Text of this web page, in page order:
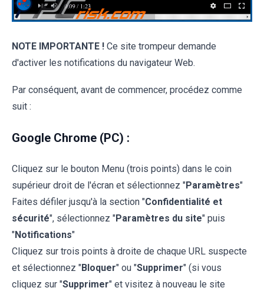
NOTE IMPORTANTE ! Ce site trompeur demande
d'activer les notifications du navigateur Web.
Par conséquent, avant de commencer, procédez comme
suit :
Google Chrome (PC) :
Cliquez sur le bouton Menu (trois points) dans le coin
supérieur droit de l'écran et sélectionnez "Paramètres"
Faites défiler jusqu'à la section "Confidentialité et
sécurité", sélectionnez "Paramètres du site" puis
"Notifications"
Cliquez sur trois points à droite de chaque URL suspecte
et sélectionnez "Bloquer" ou "Supprimer" (si vous
cliquez sur "Supprimer" et visitez à nouveau le site